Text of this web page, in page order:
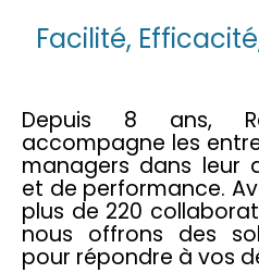
Facilité,
Depuis 8 ans,
accompagne les
managers dans leur
et de performance.
plus de 220
nous offrons des
pour répondre à vos